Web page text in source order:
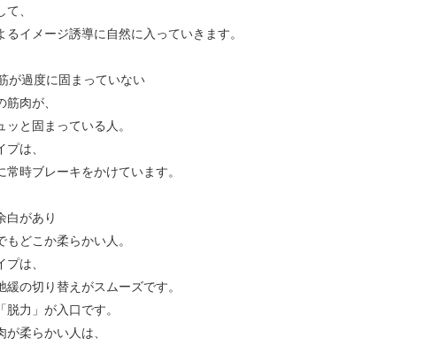
、
るイメージ誘導に自然に入っていきます。
が過度に固まっていない
肉が、
ッと固まっている人。
は、
常時ブレーキをかけています。
白があり
もどこか柔らかい人。
は、
緩の切り替えがスムーズです。
脱力」が入口です。
が柔らかい人は、